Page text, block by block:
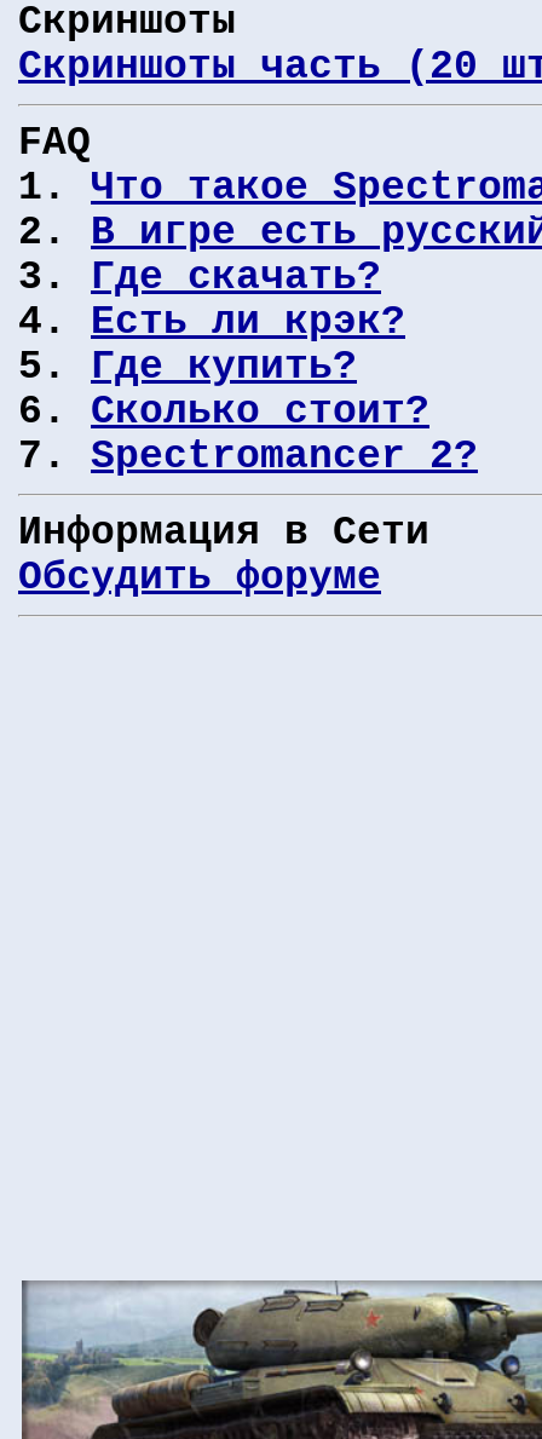
Скриншоты
Скриншоты часть (20
FAQ
1. Что такое
2. В игре есть
3. Где скачать?
4. Есть ли крэк?
5. Где купить?
6. Сколько стоит?
7. Spectromancer 2?
Информация в Сети
Обсудить форуме